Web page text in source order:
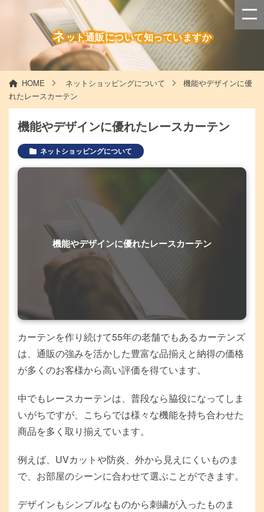
ネット通販について知っていますか
HOME ネットショッピングについて
機能やデザインに優
れたレースカーテン
機能やデザインに優れたレースカーテン
ネットショッピングについて
機能やデザインに優れたレースカーテン
カーテンを作り続けて55年の老舗でもあるカーテンズ
は、通販の強みを活かした豊富な品揃えと納得の価格
が多くのお客様から高い評価を得ています。
中でもレースカーテンは、普段なら脇役になってしま
いがちですが、こちらでは様々な機能を持ち合わせた
商品を多く取り揃えています。
例えば、UVカットや防炎、外から見えにくいものま
で、お部屋のシーンに合わせて選ぶことができます。
デザインもシンプルなものから刺繍が入ったものま